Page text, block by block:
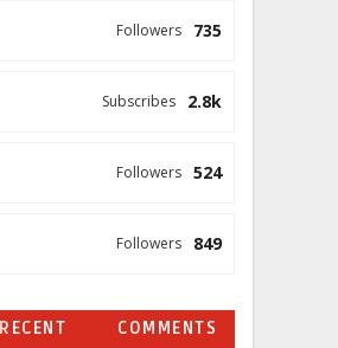
735
Followers
2.8k
Subscribes
524
Followers
849
Followers
RECENT COMMENTS